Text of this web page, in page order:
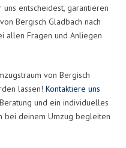
entscheidest, garantieren
Bergisch Gladbach nach
allen Fragen und Anliegen
von Bergisch
lassen! Kontaktiere uns
und ein individuelles
bei deinem Umzug begleiten